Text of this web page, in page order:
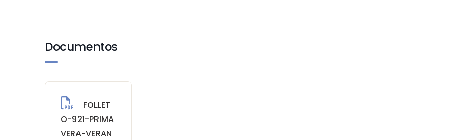
Documentos
FOLLET
O-921-PRIMA
VERA-VERAN